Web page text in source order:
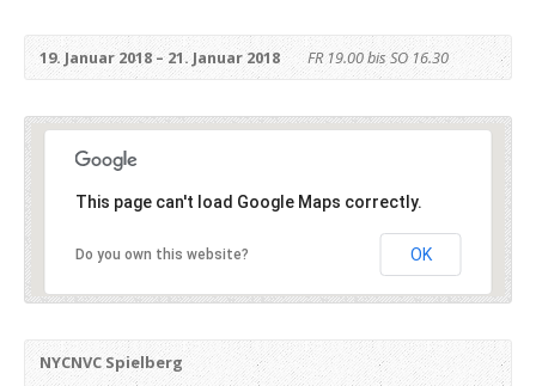
19. Januar 2018 – 21. Januar 2018 FR 19.00 bis SO 16.30
This page can't load Google Maps correctly.
Do you own this website? OK
NYCNVC Spielberg